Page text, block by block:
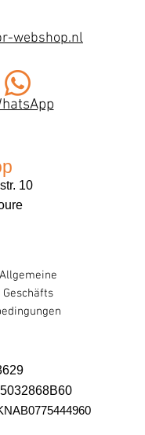
webshop.nl
10
Allgemeine
Geschäfts